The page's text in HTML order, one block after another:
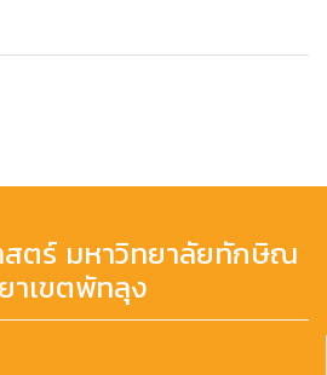
ตร์ มหาวิทยาลัยทักษิณ
าเขตพัทลุง